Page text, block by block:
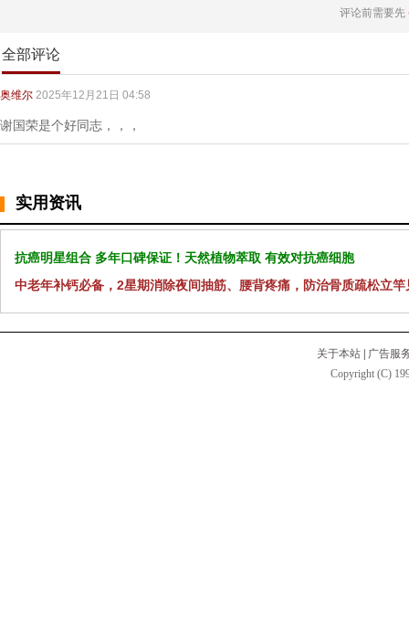
评论前需要先
全部评论
奥维尔 2025年12月21日 04:58
谢国荣是个好同志，，，
实用资讯
抗癌明星组合 多年口碑保证！天然植物萃取 有效对抗癌细胞
中老年补钙必备，2星期消除夜间抽筋、腰背疼痛，防治骨质疏松立竿
关于本站
广告服
Copyright (C)